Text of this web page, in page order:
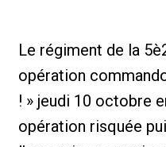
Le régiment de la
opération
! » jeudi 10 octobre
opération risquée